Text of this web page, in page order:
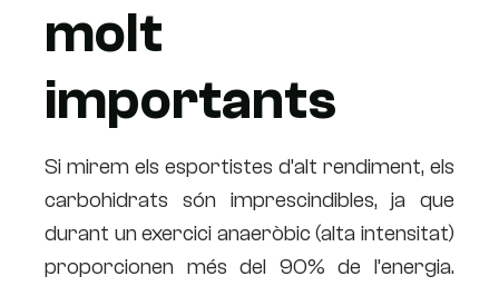
molt
importants
Si mirem els esportistes d’alt rendiment, els
carbohidrats són imprescindibles, ja que
durant un exercici anaeròbic (alta intensitat)
proporcionen més del 90% de l’energia.